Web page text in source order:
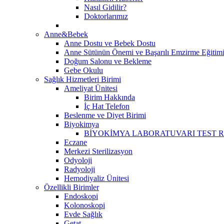
Nasıl Gidilir?
Doktorlarımız
Anne&Bebek
Anne Dostu ve Bebek Dostu
Anne Sütünün Önemi ve Başarılı Emzirme Eğitimi
Doğum Salonu ve Bekleme
Gebe Okulu
Sağlık Hizmetleri Birimi
Ameliyat Ünitesi
Birim Hakkında
İç Hat Telefon
Beslenme ve Diyet Birimi
Biyokimya
BİYOKİMYA LABORATUVARI TEST
Eczane
Merkezi Sterilizasyon
Odyoloji
Radyoloji
Hemodiyaliz Ünitesi
Özellikli Birimler
Endoskopi
Kolonoskopi
Evde Sağlık